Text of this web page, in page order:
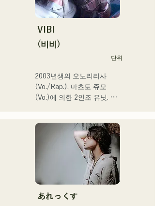
또한 2024 년 제 106 회 전
국 고등학교 야구 선수권 대
회
J:COM 후쿠오카•구마모토•
시모노세키의 테마송 등에도
발탁되어 향후가 큰 주목의
VIBI
(비비)
단위
2003년생의 오노리리사
(Vo./Rap.), 마츠토 쥬모
(Vo.)에 의한 2인조 유닛. 부
따뜻하고 심지가 있는 가성
으로 듣는 사람의 마음에 부
드럽게 다가오는 곡을 제작
1st 싱글 「잡으로 접어」를
2025년 1월 23일에 릴리스
あれっくす